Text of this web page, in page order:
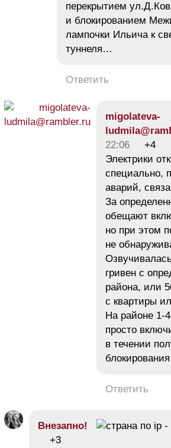
перекрытием
и блокированием
лампочки Ильича к
туннеля…
Ответить
migolateva-
22:06
+4
Электрики
специально,
аварий,
За
обещают
но при этом
не
гривен с
района, или
с квартиры
На районе 1-
просто
в течении
Ответить
Внезапно!
+3